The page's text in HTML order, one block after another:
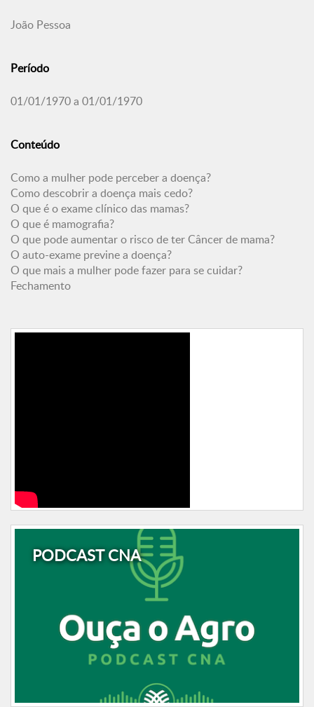
João Pessoa
Período
01/01/1970 a 01/01/1970
Conteúdo
Como a mulher pode perceber a doença?
Como descobrir a doença mais cedo?
O que é o exame clínico das mamas?
O que é mamografia?
O que pode aumentar o risco de ter Câncer de mama?
O auto-exame previne a doença?
O que mais a mulher pode fazer para se cuidar?
Fechamento
PODCAST CNA